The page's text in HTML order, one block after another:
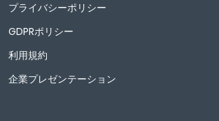
プライバシーポリシー
GDPRポリシー
利用規約
企業プレゼンテーション